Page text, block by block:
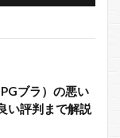
ブラ）の悪い
い評判まで解説